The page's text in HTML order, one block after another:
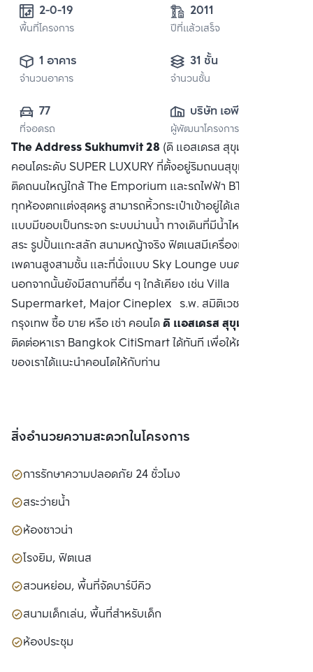
พื้นที่โครงการ
2011
ปีที่แล้วเสร็จ
1 อาคาร
จำนวนอาคาร
31 ชั้น
จำนวนชั้น
77
ที่จอดรถ
บริษัท เอพี เอ็มอี
(สุขุมวิท) จำกัด
ผู้พัฒนาโครงการ
The Address Sukhumvit 28 (ดิ แอสเดรส สุขุมวิท 28)
คอนโดระดับ SUPER LUXURY ที่ตั้งอยู่ริมถนนสุขุมวิท ในทำเล
ติดถนนใหญ่ใกล้ The Emporium และรถไฟฟ้า BTS พร้อมพงษ์
ทุกห้องตกแต่งสุดหรู สามารถหิ้วกระเป๋าเข้าอยู่ได้เลย สระว่ายน้ำ
แบบมีขอบเป็นกระจก ระบบม่านน้ำ ทางเดินที่มีน้ำไหล เตียงรอบ
สระ รูปปั้นแกะสลัก สนามหญ้าจริง ฟิตเนสมีเครื่องเล่นครบครัน
เพดานสูงสามชั้น และที่นั่งแบบ Sky Lounge บนดาดฟ้าชั้น 31
นอกจากนั้นยังมีสถานที่อื่น ๆ ใกล้เคียง เช่น Villa
Supermarket, Major Cineplex ร.พ. สมิติเวช มหาวิทยาลัย
กรุงเทพ ซื้อ ขาย หรือ เช่า คอนโดดิ แอสเดรส สุขุมวิท 28
ติดต่อหาเรา Bangkok CitiSmart ได้ทันที เพื่อให้ผู้เชี่ยวชาญ
ของเราได้แนะนำคอนโดให้กับท่าน
สิ่งอำนวยความสะดวกในโครงการ
การรักษาความปลอดภัย 24 ชั่วโมง
สระว่ายน้ำ
ห้องซาวน่า
โรงยิม, ฟิตเนส
สวนหย่อม, พื้นที่จัดบาร์บีคิว
สนามเด็กเล่น, พื้นที่สำหรับเด็ก
ห้องประชุม